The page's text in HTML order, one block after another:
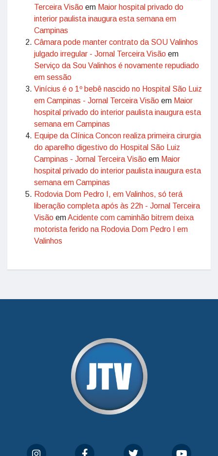
Terceira Visão em Maior hospital privado do
interior paulista inaugura esta semana em
Campinas
Câmara pode manter contrato da SOU Valinhos
julgado irregular - Jornal Terceira Visão em
Serviço da Sou Valinhos é novamente repudiado
em sessão
Vinícius é o 1º bebê nascido no Hospital São Luiz
em Campinas - Jornal Terceira Visão em Maior
hospital privado do interior paulista inaugura esta
semana em Campinas
Equipe da Clínica Concon realiza primeira cirurgia
do aparelho digestivo do Hospital São Luiz
Campinas - Jornal Terceira Visão em Maior
hospital privado do interior paulista inaugura esta
semana em Campinas
Rodovia Dom Pedro I, em Valinhos, só terá
liberação completa após às 22h - Jornal Terceira
Visão emAcidente com caminhão bitrem deixa
motorista ferido na Rodovia Dom Pedro I em
Valinhos